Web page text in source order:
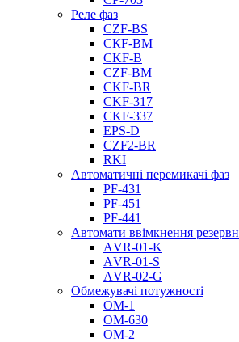
Реле фаз
CZF-BS
CКF-BM
CKF-B
CZF-BM
CKF-BR
CKF-317
CKF-337
EPS-D
CZF2-BR
RKI
Автоматичні перемикачі фаз
PF-431
PF-451
PF-441
Автомати ввімкнення
АVR-01-K
АVR-01-S
АVR-02-G
Обмежувачі потужності
ОМ-1
ОМ-630
ОМ-2